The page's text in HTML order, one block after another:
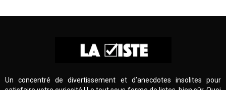
Un concentré de divertissement et d’anecdotes insolites pour